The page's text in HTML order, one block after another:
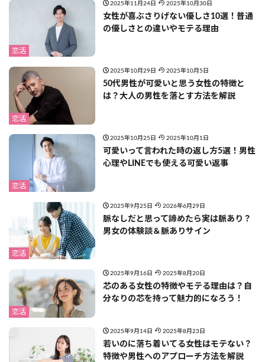
恋活
2025年11月24日 2025年10月30日
女性が喜ぶさりげない優しさ10選！普通
の優しさとの違いやモテる理由
恋活
2025年10月29日 2025年10月5日
50代男性が可愛いと思う女性の特徴と
は？大人の男性を落とす方法を解説
恋活
2025年10月25日 2025年10月1日
可愛いって言われた時の返し方5選！男性
心理やLINEでも使える可愛い返事
恋活
2025年9月25日 2026年6月29日
脈なしだと思って諦めたら実は脈あり？
男女の体験談＆脈ありサイン
恋活
2025年9月16日 2025年8月20日
芯のある女性の特徴やモテる理由は？自
分なりの芯を持って魅力的になろう！
2025年9月14日 2025年8月23日
若いのに落ち着いてる女性はモテない？
特徴や男性へのアプローチ方法を解説